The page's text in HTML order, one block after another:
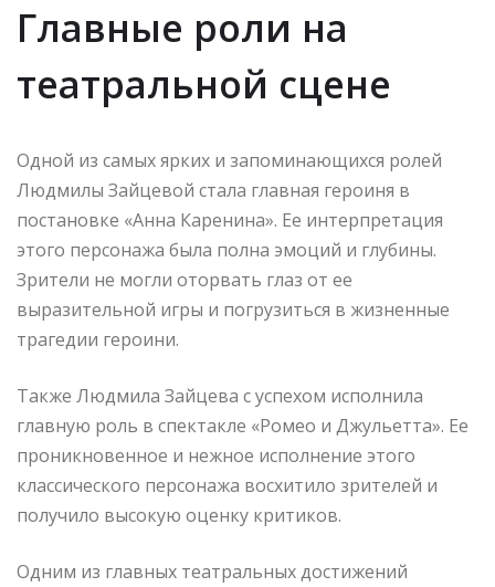
Главные роли на
театральной сцене
Одной из самых ярких и запоминающихся ролей
Людмилы Зайцевой стала главная героиня в
постановке «Анна Каренина». Ее интерпретация
этого персонажа была полна эмоций и глубины.
Зрители не могли оторвать глаз от ее
выразительной игры и погрузиться в жизненные
трагедии героини.
Также Людмила Зайцева с успехом исполнила
главную роль в спектакле «Ромео и Джульетта». Ее
проникновенное и нежное исполнение этого
классического персонажа восхитило зрителей и
получило высокую оценку критиков.
Одним из главных театральных достижений